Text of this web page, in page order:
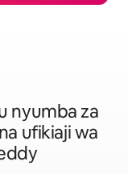
nyumba za
ufikiaji wa